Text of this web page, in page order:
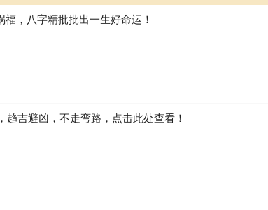
，八字精批批出一生好命运！
吉避凶，不走弯路，点击此处查看！